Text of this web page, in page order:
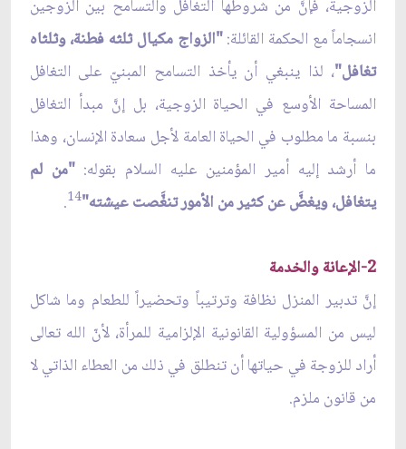
الزوجية، فإنَّ من شروطها التغافل والتسامح بين الزوجين
انسجاماً مع الحكمة القائلة:"الزواج مكيال ثلثه فطنة، وثلثاه
تغافل"، لذا ينبغي أن يأخذ التسامح المبنيّ على التغافل
المساحة الأوسع في الحياة الزوجية، بل إنَّ مبدأ التغافل
بنسبة ما مطلوب في الحياة العامة لأجل سعادة الإنسان، وهذا
ما أرشد إليه أمير المؤمنين عليه السلام بقوله:"من لم
يتغافل، ويغضَّ عن كثير من الأمور تنغَّصت عيشته"14
.
2-الإعانة والخدمة
إنَّ تدبير المنزل نظافة وترتيباً وتحضيراً للطعام وما شاكل
ليس من المسؤولية القانونية الإلزامية للمرأة، لأنّ الله تعالى
أراد للزوجة في حياتها أن تنطلق في ذلك من العطاء الذاتي لا
من قانون ملزم.